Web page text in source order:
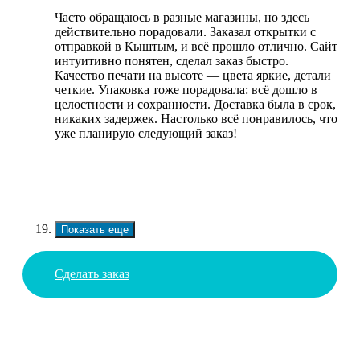
Часто обращаюсь в разные магазины, но здесь
действительно порадовали. Заказал открытки с
отправкой в Кыштым, и всё прошло отлично. Сайт
интуитивно понятен, сделал заказ быстро.
Качество печати на высоте — цвета яркие, детали
четкие. Упаковка тоже порадовала: всё дошло в
целостности и сохранности. Доставка была в срок,
никаких задержек. Настолько всё понравилось, что
уже планирую следующий заказ!
Показать еще
Сделать заказ